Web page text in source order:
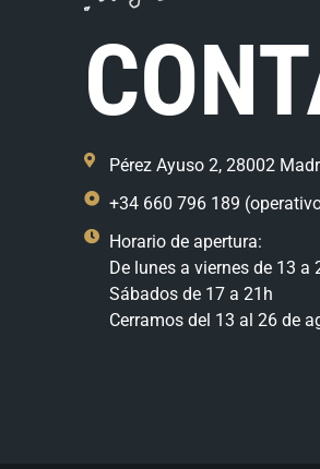
Pérez Ayuso 2, 28002
+34 660 796 189
Horario de apertura:
De lunes a viernes de 13 a
Sábados de 17 a 21h
Cerramos del 13 al 26 de